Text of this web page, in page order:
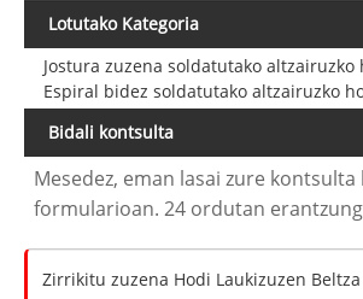
Lotutako Kategoria
Jostura zuzena soldatutako altzairuzko
Espiral bidez soldatutako altzairuzko
Bidali kontsulta
Mesedez, eman lasai zure kontsulta
formularioan. 24 ordutan